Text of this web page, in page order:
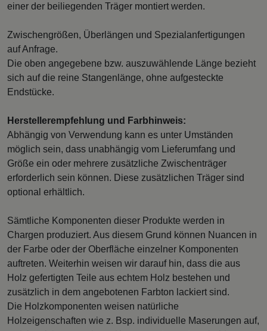
einer der beiliegenden Träger montiert werden.
Zwischengrößen, Überlängen und Spezialanfertigungen
auf Anfrage.
Die oben angegebene bzw. auszuwählende Länge bezieht
sich auf die reine Stangenlänge, ohne aufgesteckte
Endstücke.
Herstellerempfehlung und Farbhinweis:
Abhängig von Verwendung kann es unter Umständen
möglich sein, dass unabhängig vom Lieferumfang und
Größe ein oder mehrere zusätzliche Zwischenträger
erforderlich sein können. Diese zusätzlichen Träger sind
optional erhältlich.
Sämtliche Komponenten dieser Produkte werden in
Chargen produziert. Aus diesem Grund können Nuancen in
der Farbe oder der Oberfläche einzelner Komponenten
auftreten. Weiterhin weisen wir darauf hin, dass die aus
Holz gefertigten Teile aus echtem Holz bestehen und
zusätzlich in dem angebotenen Farbton lackiert sind.
Die Holzkomponenten weisen natürliche
Holzeigenschaften wie z. Bsp. individuelle Maserungen auf,